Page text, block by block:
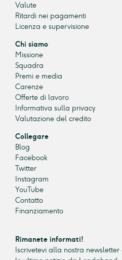
Valute
Ritardi nei pagamenti
Licenza e supervisione
Chi siamo
Missione
Squadra
Premi e media
Carenze
Offerte di lavoro
Informativa sulla privacy
Valutazione del credito
Collegare
Blog
Facebook
Twitter
Instagram
YouTube
Contatto
Finanziamento
Rimanete informati!
Iscrivetevi alla nostra